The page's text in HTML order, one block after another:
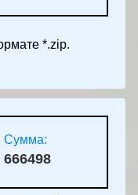
*.zip.
Сумма:
666498